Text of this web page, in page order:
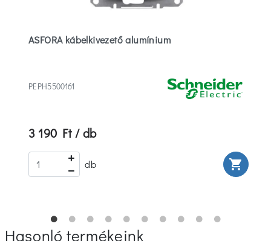
ASFORA kábelkivezető alumínium
PEPH5500161
3 190 Ft / db
db shopping_cart
Hasonló termékeink